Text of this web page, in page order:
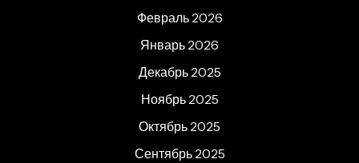
Февраль 2026
Январь 2026
Декабрь 2025
Ноябрь 2025
Октябрь 2025
Сентябрь 2025